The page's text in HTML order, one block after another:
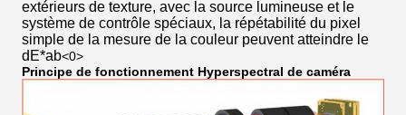
extérieurs de texture, avec la source lumineuse et le
système de contrôle spéciaux, la répétabilité du pixel
simple de la mesure de la couleur peuvent atteindre le
dE*ab<0>
Principe de fonctionnement Hyperspectral de caméra